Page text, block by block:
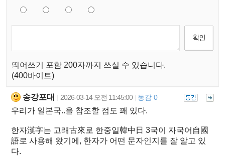
띄어쓰기 포함 200자까지 쓰실 수 있습니다.
(400바이트)
송강포대 2026-03-14 오전 11:45:00 동감 0
우리가 일본국..을 참조할 점도 꽤 있다.
한자漢字는 고래古來로 한중일韓中日 3국이 자국어自國
語로 사용해 왔기에, 한자가 어떤 문자인지를 잘 알고 있
다.